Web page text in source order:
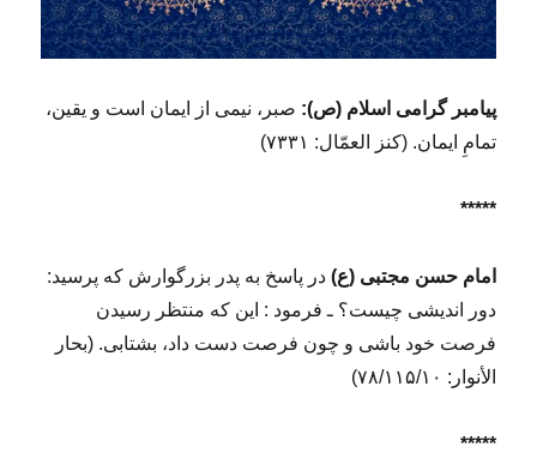
پیامبر گرامی اسلام (ص): صبر، نیمى از ایمان است و یقین،
تمامِ ایمان. (کنز العمّال: ۷۳۳۱)
*****
امام حسن مجتبی (ع)در پاسخ به پدر بزرگوارش که پرسید:
دور اندیشى چیست؟ ـ فرمود : این که منتظر رسیدن
فرصت خود باشى و چون فرصت دست داد، بشتابى. (بحار
الأنوار: ۷۸/۱۱۵/۱۰)
*****